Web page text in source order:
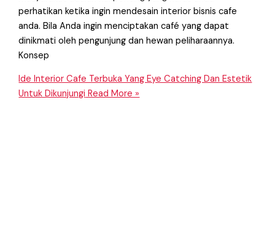
perhatikan ketika ingin mendesain interior bisnis cafe
anda. Bila Anda ingin menciptakan café yang dapat
dinikmati oleh pengunjung dan hewan peliharaannya.
Konsep
Ide Interior Cafe Terbuka Yang Eye Catching Dan Estetik
Untuk Dikunjungi Read More »